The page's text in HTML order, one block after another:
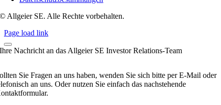
© Allgeier SE. Alle Rechte vorbehalten.
Page load link
Ihre Nachricht an das Allgeier SE Investor Relations-Team
Sie Fragen an uns haben, wenden Sie sich bitte per E-Mail oder
an uns. Oder nutzen Sie einfach das nachstehende